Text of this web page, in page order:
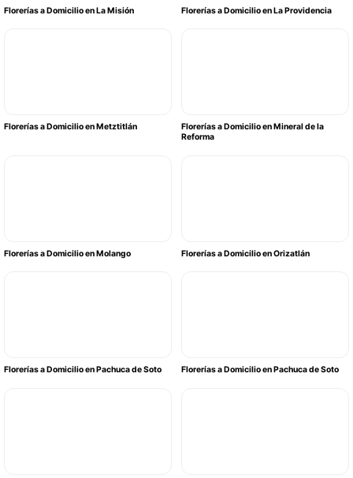
Florerías a Domicilio en La Misión Florerías a Domicilio en La Providencia
Florerías a Domicilio en Metztitlán
Florerías a Domicilio en Mineral de la
Reforma
Florerías a Domicilio en Molango Florerías a Domicilio en Orizatlán
Florerías a Domicilio en Pachuca de Soto Florerías a Domicilio en Pachuca de Soto